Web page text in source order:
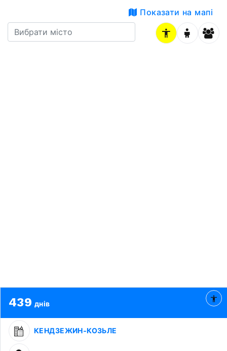
Показати на мапі
439 днів
КЕНДЗЕЖИН-КОЗЬЛЕ